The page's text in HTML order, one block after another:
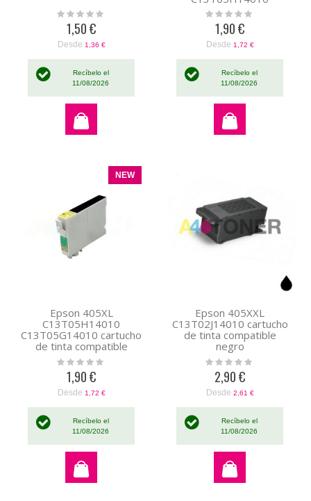
Rating:
1,50 €
Desde 1,36 €
Recíbelo el
11/08/2026
Rating:
1,90 €
Desde 1,72 €
Recíbelo el
11/08/2026
NEW
Epson 405XL
C13T05H14010
C13T05G14010 cartucho
de tinta compatible
pigmentada negro
Rating:
1,90 €
Desde 1,72 €
Recíbelo el
11/08/2026
Epson 405XXL
C13T02J14010 cartucho
de tinta compatible
negro
Rating:
2,90 €
Desde 2,61 €
Recíbelo el
11/08/2026